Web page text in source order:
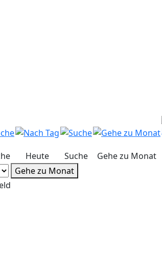
Heute Suche
Gehe zu Monat
Gehe zu Monat